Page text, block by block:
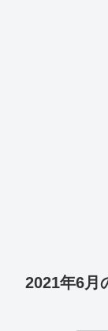
2021年6月